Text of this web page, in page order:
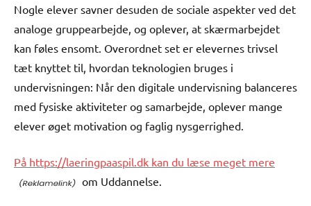
Nogle elever savner desuden de sociale aspekter ved det
analoge gruppearbejde, og oplever, at skærmarbejdet
kan føles ensomt. Overordnet set er elevernes trivsel
tæt knyttet til, hvordan teknologien bruges i
undervisningen: Når den digitale undervisning balanceres
med fysiske aktiviteter og samarbejde, oplever mange
elever øget motivation og faglig nysgerrighed.
På https://laeringpaaspil.dk kan du læse meget mere
om Uddannelse.